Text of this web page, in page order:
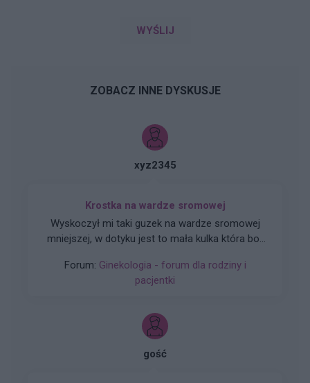
WYŚLIJ
ZOBACZ INNE DYSKUSJE
xyz2345
Krostka na wardze sromowej
Wyskoczył mi taki guzek na wardze sromowej
mniejszej, w dotyku jest to mała kulka która boli
wygląda?
Forum: Ginekologia - forum dla rodziny i
pacjentki
gość